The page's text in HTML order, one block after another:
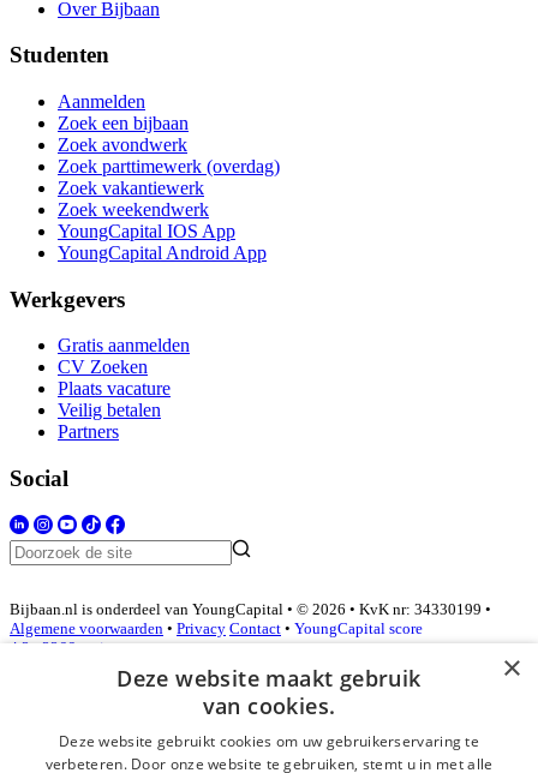
Over Bijbaan
Studenten
Aanmelden
Zoek een bijbaan
Zoek avondwerk
Zoek parttimewerk (overdag)
Zoek vakantiewerk
Zoek weekendwerk
YoungCapital IOS App
YoungCapital Android App
Werkgevers
Gratis aanmelden
CV Zoeken
Plaats vacature
Veilig betalen
Partners
Social
Bijbaan.nl is onderdeel van YoungCapital • © 2026 • KvK nr: 34330199 •
Algemene voorwaarden • Privacy Contact • YoungCapital score
4.3 - 3366 reviews
Inloggen als bedrijf
×
Deze website maakt gebruik
van cookies.
Deze website gebruikt cookies om uw gebruikerservaring te
verbeteren. Door onze website te gebruiken, stemt u in met alle